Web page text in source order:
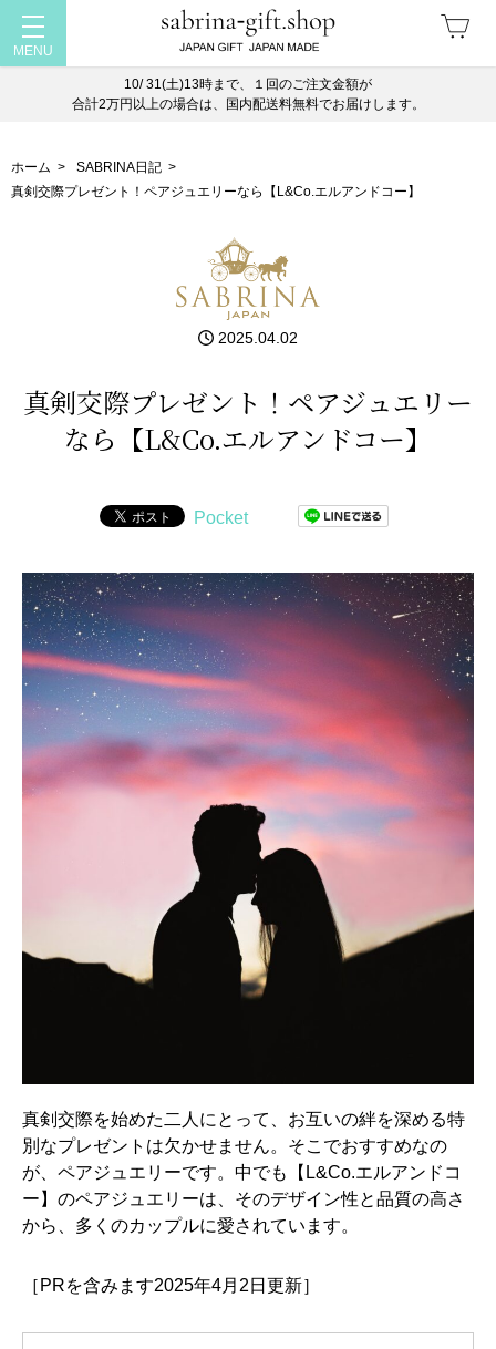
10/ 31(土)13時まで、１回のご注文金額が
合計2万円以上の場合は、国内配送料無料でお届けします。
ホーム > SABRINA日記 >
真剣交際プレゼント！ペアジュエリーなら【L&Co.エルアンドコー】
2025.04.02
真剣交際プレゼント！ペアジュエリー
なら【L&Co.エルアンドコー】
Pocket
真剣交際を始めた二人にとって、お互いの絆を深める特
別なプレゼントは欠かせません。そこでおすすめなの
が、ペアジュエリーです。中でも【L&Co.エルアンドコ
ー】のペアジュエリーは、そのデザイン性と品質の高さ
から、多くのカップルに愛されています。
［PRを含みます2025年4月2日更新］